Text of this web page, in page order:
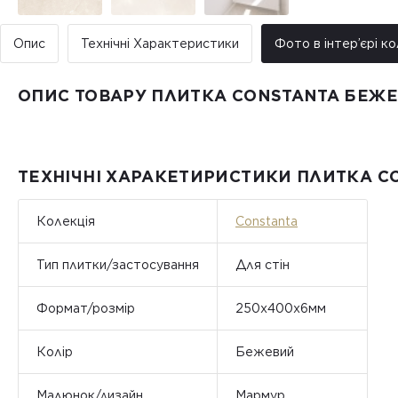
Опис Технічні Характеристики Фото в інтер’єрі
ОПИС ТОВАРУ ПЛИТКА CONSTANTA
ТЕХНІЧНІ ХАРАКЕТИРИСТИКИ ПЛИТКА
Колекція Constanta
Тип плитки/застосування Для стін
Формат/розмір 250x400x6мм
Колір Бежевий